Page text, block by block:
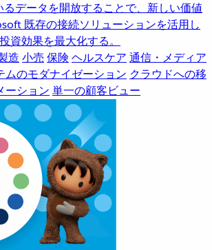
るデータを開放することで、新しい価値
既存の接続ソリューションを活用し
資効果を最大化する。
造 小売 保険 ヘルスケア 通信・メディア
ムのモダナイゼーション クラウドへの移
ーション 単一の顧客ビュー